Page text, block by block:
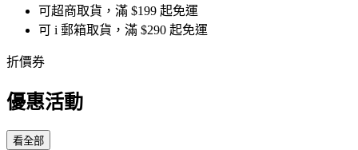
可超商取貨，滿 $199 起免運
可 i 郵箱取貨，滿 $290 起免運
折價券
優惠活動
看全部